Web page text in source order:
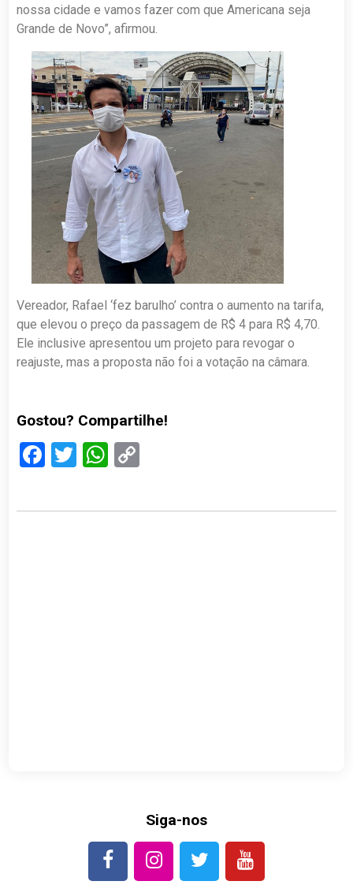
nossa cidade e vamos fazer com que Americana seja
Grande de Novo”, afirmou.
Vereador, Rafael ‘fez barulho’ contra o aumento na tarifa,
que elevou o preço da passagem de R$ 4 para R$ 4,70.
Ele inclusive apresentou um projeto para revogar o
reajuste, mas a proposta não foi a votação na câmara.
Gostou? Compartilhe!
Facebook
TwitterWhatsApp
Siga-nos